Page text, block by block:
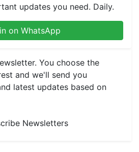
updates you need. Daily.
on WhatsApp
You choose the
and we'll send you
latest updates based on
Newsletters